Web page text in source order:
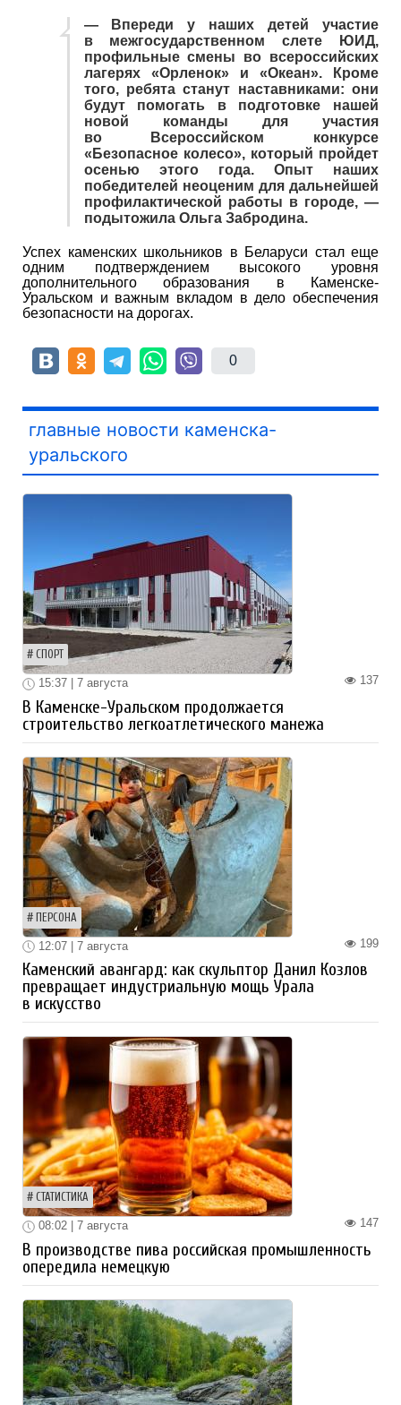
— Впереди у наших детей участие
в межгосударственном слете ЮИД,
профильные смены во всероссийских
лагерях «Орленок» и «Океан». Кроме
того, ребята станут наставниками: они
будут помогать в подготовке нашей
новой команды для участия
во Всероссийском конкурсе
«Безопасное колесо», который пройдет
осенью этого года. Опыт наших
победителей неоценим для дальнейшей
профилактической работы в городе, —
подытожила Ольга Забродина.
Успех каменских школьников в Беларуси стал еще
одним подтверждением высокого уровня
дополнительного образования в Каменске-
Уральском и важным вкладом в дело обеспечения
безопасности на дорогах.
0
главные новости каменска-
уральского
СПОРТ
137
15:37 | 7 августа
В Каменске-Уральском продолжается
строительство легкоатлетического манежа
ПЕРСОНА
199
12:07 | 7 августа
Каменский авангард: как скульптор Данил Козлов
превращает индустриальную мощь Урала
в искусство
СТАТИСТИКА
147
08:02 | 7 августа
В производстве пива российская промышленность
опередила немецкую